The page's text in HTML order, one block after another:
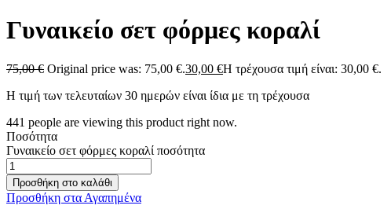
Γυναικείο σετ φόρμες κοραλί
75,00€ Original price was: 75,00 €.30,00 €Η τρέχουσα τιμή είναι: 30,00 €.
Η τιμή των τελευταίων 30 ημερών είναι ίδια με τη τρέχουσα
441 people are viewing this product right now.
Ποσότητα
Γυναικείο σετ φόρμες κοραλί ποσότητα
Προσθήκη στο καλάθι
Προσθήκη στα Αγαπημένα